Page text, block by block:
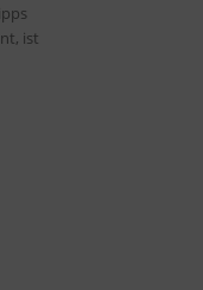
ist